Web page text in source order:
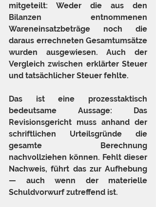
mitgeteilt: Weder die aus den
Bilanzen entnommenen
Wareneinsatzbeträge noch die
daraus errechneten Gesamtumsätze
wurden ausgewiesen. Auch der
Vergleich zwischen erklärter Steuer
und tatsächlicher Steuer fehlte.
Das ist eine prozesstaktisch
bedeutsame Aussage: Das
Revisionsgericht muss anhand der
schriftlichen Urteilsgründe die
gesamte Berechnung
nachvollziehen können. Fehlt dieser
Nachweis, führt das zur Aufhebung
— auch wenn der materielle
Schuldvorwurf zutreffend ist.